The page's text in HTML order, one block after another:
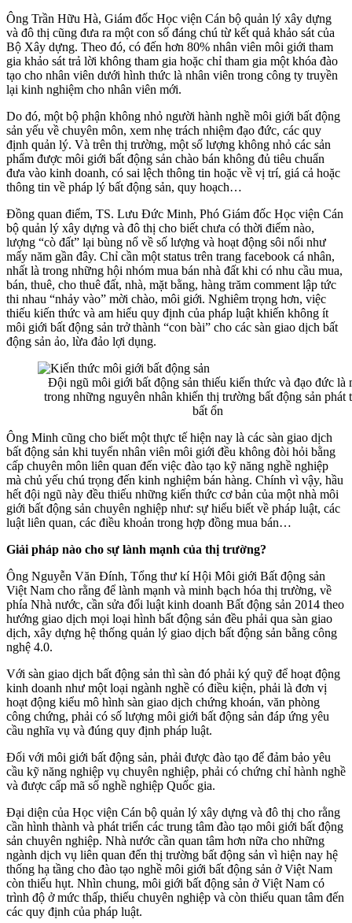
Ông Trần Hữu Hà, Giám đốc Học viện Cán bộ quản lý xây dựng
và đô thị cũng đưa ra một con số đáng chú từ kết quả khảo sát của
Bộ Xây dựng. Theo đó, có đến hơn 80% nhân viên môi giới tham
gia khảo sát trả lời không tham gia hoặc chỉ tham gia một khóa đào
tạo cho nhân viên dưới hình thức là nhân viên trong công ty truyền
lại kinh nghiệm cho nhân viên mới.
Do đó, một bộ phận không nhỏ người hành nghề môi giới bất động
sản yếu về chuyên môn, xem nhẹ trách nhiệm đạo đức, các quy
định quản lý. Và trên thị trường, một số lượng không nhỏ các sản
phẩm được môi giới bất động sản chào bán không đủ tiêu chuẩn
đưa vào kinh doanh, có sai lệch thông tin hoặc về vị trí, giá cả hoặc
thông tin về pháp lý bất động sản, quy hoạch…
Đồng quan điểm, TS. Lưu Đức Minh, Phó Giám đốc Học viện Cán
bộ quản lý xây dựng và đô thị cho biết chưa có thời điểm nào,
lượng “cò đất” lại bùng nổ về số lượng và hoạt động sôi nổi như
mấy năm gần đây. Chỉ cần một status trên trang facebook cá nhân,
nhất là trong những hội nhóm mua bán nhà đất khi có nhu cầu mua,
bán, thuê, cho thuê đất, nhà, mặt bằng, hàng trăm comment lập tức
thi nhau “nhảy vào” mời chào, môi giới. Nghiêm trọng hơn, việc
thiếu kiến thức và am hiểu quy định của pháp luật khiến không ít
môi giới bất động sản trở thành “con bài” cho các sàn giao dịch bất
động sản ảo, lừa đảo lợi dụng.
Đội ngũ môi giới bất động sản thiếu kiến thức và đạo đức là
trong những nguyên nhân khiến thị trường bất động sản phát
bất ổn
Ông Minh cũng cho biết một thực tế hiện nay là các sàn giao dịch
bất động sản khi tuyển nhân viên môi giới đều không đòi hỏi bằng
cấp chuyên môn liên quan đến việc đào tạo kỹ năng nghề nghiệp
mà chủ yếu chú trọng đến kinh nghiệm bán hàng. Chính vì vậy, hầu
hết đội ngũ này đều thiếu những kiến thức cơ bản của một nhà môi
giới bất động sản chuyên nghiệp như: sự hiểu biết về pháp luật, các
luật liên quan, các điều khoản trong hợp đồng mua bán…
Giải pháp nào cho sự lành mạnh của thị trường?
Ông Nguyễn Văn Đính, Tổng thư kí Hội Môi giới Bất động sản
Việt Nam cho rằng để lành mạnh và minh bạch hóa thị trường, về
phía Nhà nước, cần sửa đổi luật kinh doanh Bất động sản 2014 theo
hướng giao dịch mọi loại hình bất động sản đều phải qua sàn giao
dịch, xây dựng hệ thống quản lý giao dịch bất động sản bằng công
nghệ 4.0.
Với sàn giao dịch bất động sản thì sàn đó phải ký quỹ để hoạt động
kinh doanh như một loại ngành nghề có điều kiện, phải là đơn vị
hoạt động kiểu mô hình sàn giao dịch chứng khoán, văn phòng
công chứng, phải có số lượng môi giới bất động sản đáp ứng yêu
cầu nghĩa vụ và đúng quy định pháp luật.
Đối với môi giới bất động sản, phải được đào tạo để đảm bảo yêu
cầu kỹ năng nghiệp vụ chuyên nghiệp, phải có chứng chỉ hành nghề
và được cấp mã số nghề nghiệp Quốc gia.
Đại diện của Học viện Cán bộ quản lý xây dựng và đô thị cho rằng
cần hình thành và phát triển các trung tâm đào tạo môi giới bất động
sản chuyên nghiệp. Nhà nước cần quan tâm hơn nữa cho những
ngành dịch vụ liên quan đến thị trường bất động sản vì hiện nay hệ
thống hạ tầng cho đào tạo nghề môi giới bất động sản ở Việt Nam
còn thiếu hụt. Nhìn chung, môi giới bất động sản ở Việt Nam có
trình độ ở mức thấp, thiếu chuyên nghiệp và còn thiếu quan tâm đến
các quy định của pháp luật.